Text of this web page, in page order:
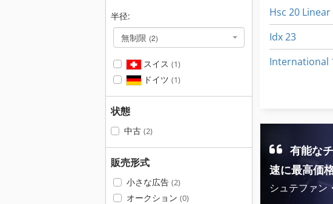
半径:
無制限 (2)
スイス (1)
ドイツ (1)
状態
中古 (2)
販売形式
小さな広告 (2)
オークション (0)
Hsc 20 Linear
Idx 23
International
Mb 322
有能な
速に最高価
シュテファン